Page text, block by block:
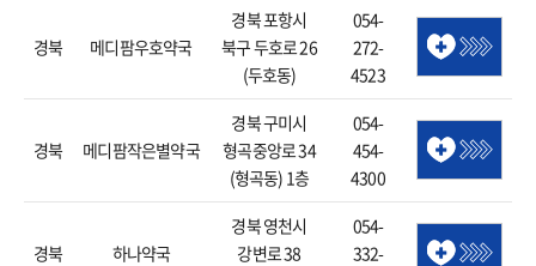
경북 메디팜우호약국
경북 포항시
북구 두호로 26
(두호동)
054-
272-
4523
경북 메디팜작은별약국
경북 구미시
형곡중앙로 34
(형곡동) 1층
054-
454-
4300
경북 하나약국
경북 영천시
강변로 38
054-
332-